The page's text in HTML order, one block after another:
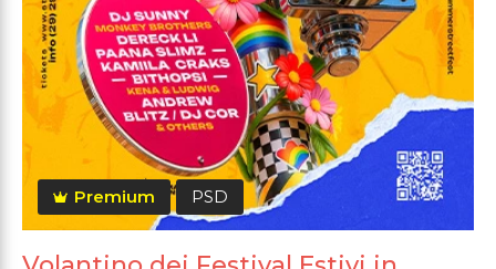
Premium PSD